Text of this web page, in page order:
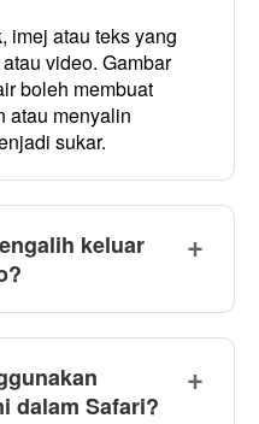
imej atau teks yang
video. Gambar
boleh membuat
atau menyalin
sukar.
keluar
dalam Safari?